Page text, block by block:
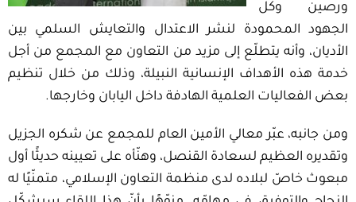
ورصين وكل
الجهود المحمودة لنشر الاعتدال والتعايش السلمي بين
الأديان، وأنه يتطلّع إلى مزيد من التعاون مع المجمع من أجل
خدمة هذه الأهداف الإنسانية النبيلة، وذلك من خلال تنظيم
بعض الفعاليات العلمية الهادفة داخل اليابان وخارجها.
ومن جانبه، عبّر معالي الأمين العام للمجمع عن شكره الجزيل
وتقديره العظيم لسعادة القنصل، وهنّأه على تعيينه حديثًا أول
مبعوث خاصّ لبلاده لدى منظمة التعاون الإسلامي، متمنّيًا له